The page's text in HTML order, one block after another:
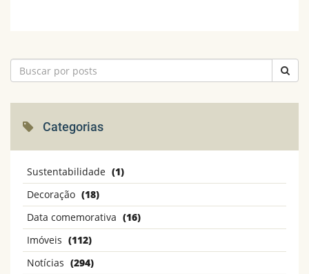
Categorias
Sustentabilidade (1)
Decoração (18)
Data comemorativa (16)
Imóveis (112)
Notícias (294)